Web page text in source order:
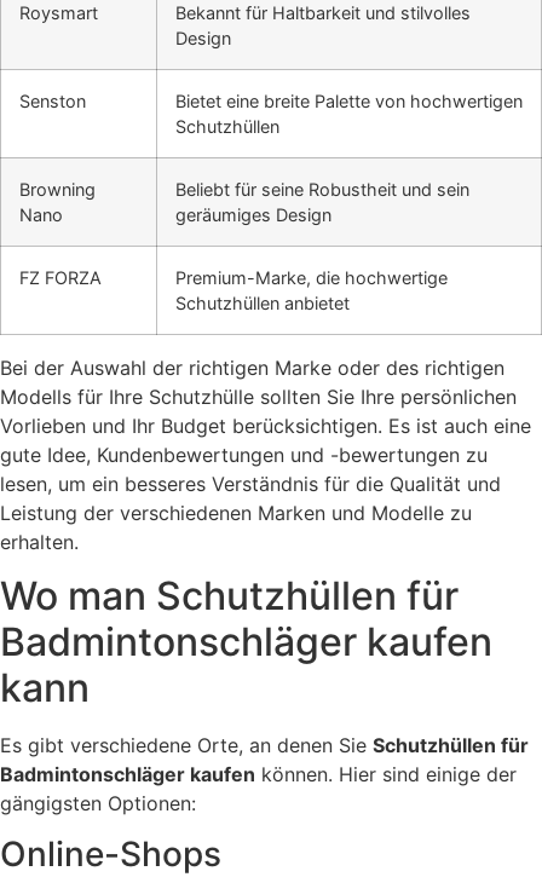
Roysmart
Bekannt für Haltbarkeit und stilvolles
Design
Senston
Bietet eine breite Palette von hochwertigen
Schutzhüllen
Browning
Nano
Beliebt für seine Robustheit und sein
geräumiges Design
FZ FORZA
Premium-Marke, die hochwertige
Schutzhüllen anbietet
Bei der Auswahl der richtigen Marke oder des richtigen
Modells für Ihre Schutzhülle sollten Sie Ihre persönlichen
Vorlieben und Ihr Budget berücksichtigen. Es ist auch eine
gute Idee, Kundenbewertungen und -bewertungen zu
lesen, um ein besseres Verständnis für die Qualität und
Leistung der verschiedenen Marken und Modelle zu
erhalten.
Wo man Schutzhüllen für
Badmintonschläger kaufen
kann
Es gibt verschiedene Orte, an denen Sie Schutzhüllen für
Badmintonschläger kaufen können. Hier sind einige der
gängigsten Optionen:
Online-Shops